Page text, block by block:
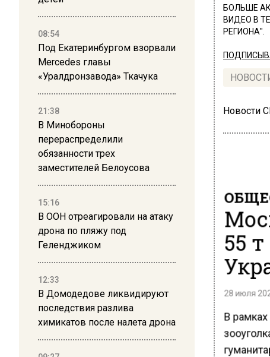
08:54
Под Екатеринбургом взорвали
Mercedes главы
«Уралдронзавода» Ткачука
21:38
В Минобороны
перераспределили
обязанности трех
заместителей Белоусова
15:16
В ООН отреагировали на атаку
дрона по пляжу под
Геленджиком
12:33
В Домодедове ликвидируют
последствия разлива
химикатов после налета дрона
БОЛЬШЕ
ВИДЕО В
РЕГИОНА".
Новости
55
28 июля
В